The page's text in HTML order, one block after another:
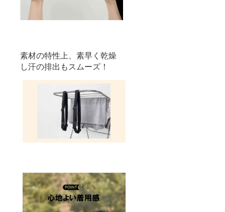
素材の特性上、素早く乾燥
し汗の排出もスムーズ！